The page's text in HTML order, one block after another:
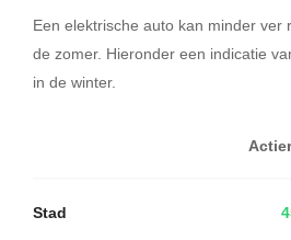
Een elektrische auto kan minder ver
de zomer. Hieronder een indicatie
in de winter.
Stad